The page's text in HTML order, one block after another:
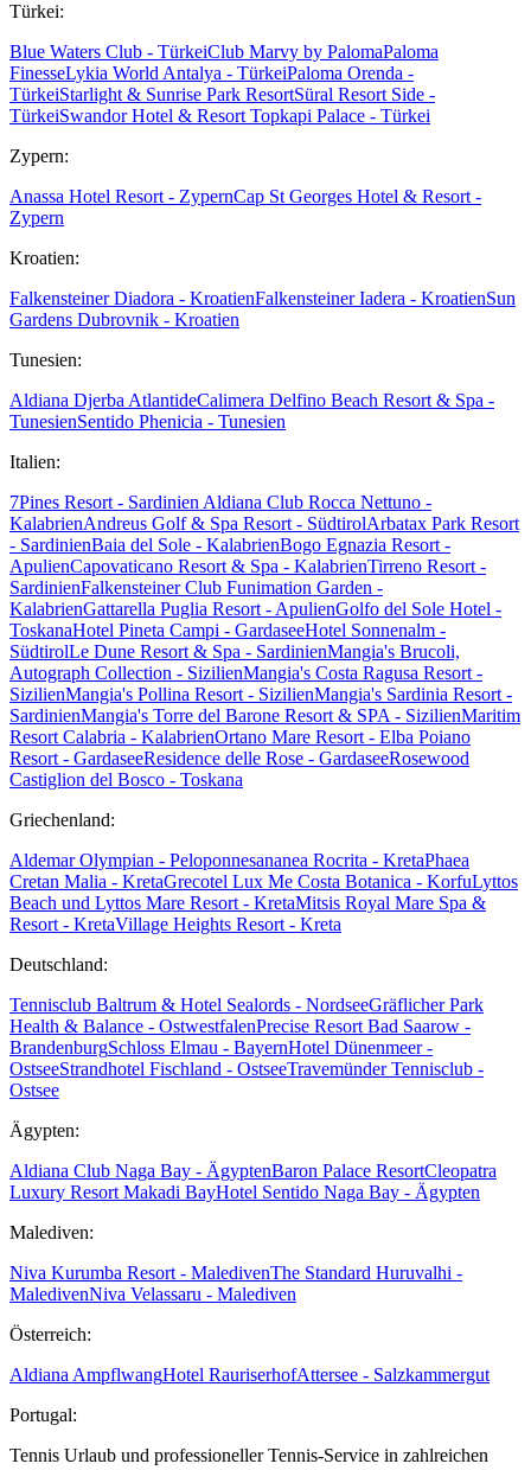
Türkei:
Blue Waters Club - TürkeiClub Marvy by PalomaPaloma
FinesseLykia World Antalya - TürkeiPaloma Orenda -
TürkeiStarlight & Sunrise Park ResortSüral Resort Side -
TürkeiSwandor Hotel & Resort Topkapi Palace - Türkei
Zypern:
Anassa Hotel Resort - ZypernCap St Georges Hotel & Resort -
Zypern
Kroatien:
Falkensteiner Diadora - KroatienFalkensteiner Iadera - KroatienSun
Gardens Dubrovnik - Kroatien
Tunesien:
Aldiana Djerba AtlantideCalimera Delfino Beach Resort & Spa -
TunesienSentido Phenicia - Tunesien
Italien:
7Pines Resort - Sardinien Aldiana Club Rocca Nettuno -
KalabrienAndreus Golf & Spa Resort - SüdtirolArbatax Park Resort
- SardinienBaia del Sole - KalabrienBogo Egnazia Resort -
ApulienCapovaticano Resort & Spa - KalabrienTirreno Resort -
SardinienFalkensteiner Club Funimation Garden -
KalabrienGattarella Puglia Resort - ApulienGolfo del Sole Hotel -
ToskanaHotel Pineta Campi - GardaseeHotel Sonnenalm -
SüdtirolLe Dune Resort & Spa - SardinienMangia's Brucoli,
Autograph Collection - SizilienMangia's Costa Ragusa Resort -
SizilienMangia's Pollina Resort - SizilienMangia's Sardinia Resort -
SardinienMangia's Torre del Barone Resort & SPA - SizilienMaritim
Resort Calabria - KalabrienOrtano Mare Resort - Elba Poiano
Resort - GardaseeResidence delle Rose - GardaseeRosewood
Castiglion del Bosco - Toskana
Griechenland:
Aldemar Olympian - Peloponnesananea Rocrita - KretaPhaea
Cretan Malia - KretaGrecotel Lux Me Costa Botanica - KorfuLyttos
Beach und Lyttos Mare Resort - KretaMitsis Royal Mare Spa &
Resort - KretaVillage Heights Resort - Kreta
Deutschland:
Tennisclub Baltrum & Hotel Sealords - NordseeGräflicher Park
Health & Balance - OstwestfalenPrecise Resort Bad Saarow -
BrandenburgSchloss Elmau - BayernHotel Dünenmeer -
OstseeStrandhotel Fischland - OstseeTravemünder Tennisclub -
Ostsee
Ägypten:
Aldiana Club Naga Bay - ÄgyptenBaron Palace ResortCleopatra
Luxury Resort Makadi BayHotel Sentido Naga Bay - Ägypten
Malediven:
Niva Kurumba Resort - MaledivenThe Standard Huruvalhi -
MaledivenNiva Velassaru - Malediven
Österreich:
Aldiana AmpflwangHotel RauriserhofAttersee - Salzkammergut
Portugal:
Tennis Urlaub und professioneller Tennis-Service in zahlreichen